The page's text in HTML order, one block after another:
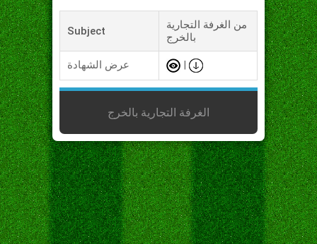
Subject
من الغرفة التجارية
بالخرج
عرض الشهادة
الغرفة التجارية بالخرج